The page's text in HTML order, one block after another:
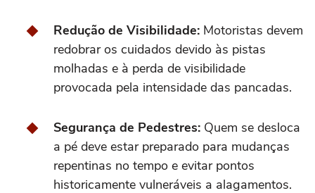
Redução de Visibilidade: Motoristas devem
redobrar os cuidados devido às pistas
molhadas e à perda de visibilidade
provocada pela intensidade das pancadas.
Segurança de Pedestres: Quem se desloca
a pé deve estar preparado para mudanças
repentinas no tempo e evitar pontos
historicamente vulneráveis a alagamentos.